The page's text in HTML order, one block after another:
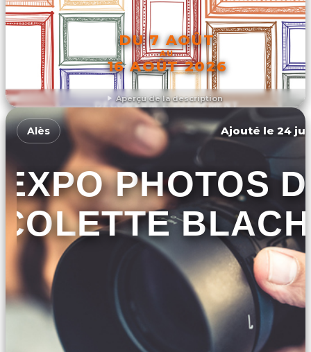
Aperçu de la description
DU 7 AOÛT
AU
16 AOÛT 2026
DÉCOUVRIR L'ÉVÉNEMENT
Alès Ajouté le 24
EXPO PHOTOS
COLETTE